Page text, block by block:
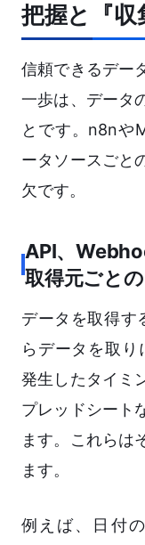
把握と『収
信頼できるデー
一歩は、データ
とです。n8nや
ータソースごと
欠です。
API、
取得元ごと
データを取得す
らデータを取
発生したタイミ
プレッドシート
ます。これらは
ます。
例えば、日付